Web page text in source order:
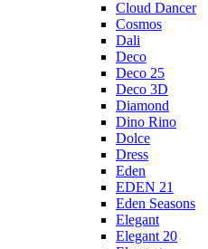
Cloud Dancer
Cosmos
Dali
Deco
Deco 25
Deco 3D
Diamond
Dino Rino
Dolce
Dress
Eden
EDEN 21
Eden Seasons
Elegant
Elegant 20